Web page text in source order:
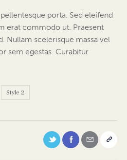
porta. Sed eleifend
erat commodo ut. Praesent
Nullam scelerisque massa vel
sem egestas. Curabitur
Style 2